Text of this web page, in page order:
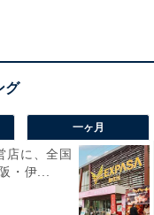
一ヶ月
店に、全国
・伊...